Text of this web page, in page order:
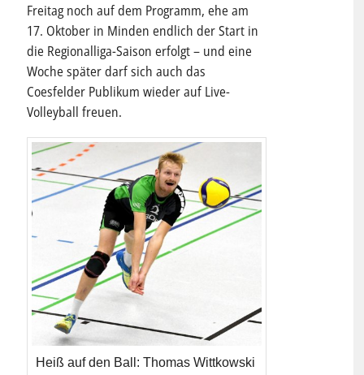
Freitag noch auf dem Programm, ehe am
17. Oktober in Minden endlich der Start in
die Regionalliga-Saison erfolgt – und eine
Woche später darf sich auch das
Coesfelder Publikum wieder auf Live-
Volleyball freuen.
Heiß auf den Ball: Thomas Wittkowski